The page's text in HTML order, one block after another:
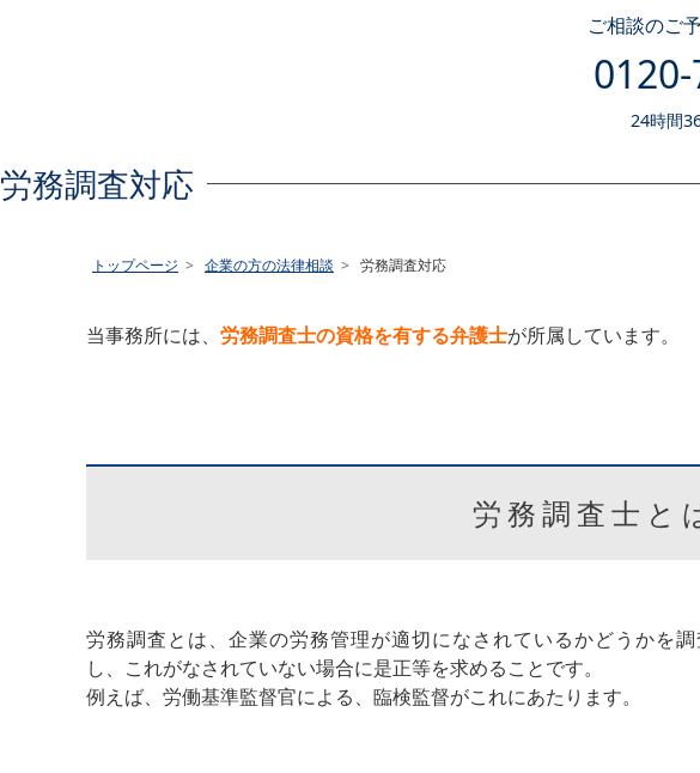
ご相談のご
24時間
労務調査対応
トップページ 企業の方の法律相談 労務調査対応
当事務所には、 労務調査士の資格を有する弁護士が所属しています。
労務調査士と
労務調査とは、企業の労務管理が適切になされているかどうかを調
し、これがなされていない場合に是正等を求めることです。
例えば、労働基準監督官による、臨検監督がこれにあたります。